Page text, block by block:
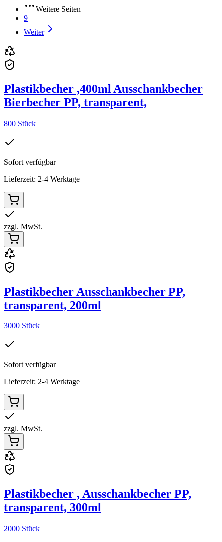
Weitere Seiten
9
Weiter
Plastikbecher ,400ml Ausschankbecher
Bierbecher PP, transparent,
800 Stück
Sofort verfügbar
Lieferzeit: 2-4 Werktage
zzgl. MwSt.
Plastikbecher Ausschankbecher PP,
transparent, 200ml
3000 Stück
Sofort verfügbar
Lieferzeit: 2-4 Werktage
zzgl. MwSt.
Plastikbecher , Ausschankbecher PP,
transparent, 300ml
2000 Stück